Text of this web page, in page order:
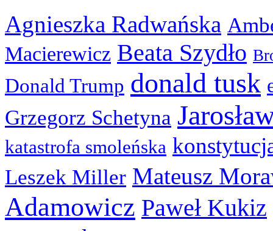
Agnieszka Radwańska
Macierewicz Beata Szydło
Donald Trump donald tusk
Grzegorz Schetyna
katastrofa smoleńska
Leszek Miller Mateusz
Adamowicz Paweł Kukiz